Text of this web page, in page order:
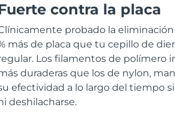
contra la placa
probado la
más de placa que tu cepillo de
Los filamentos de polímero
duraderas que los de nylon,
efectividad a lo largo del tiempo
deshilacharse.